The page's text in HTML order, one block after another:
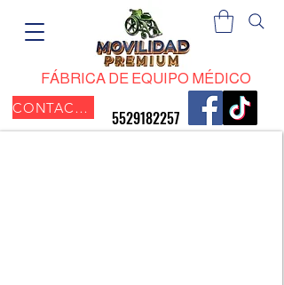
​FÁBRICA DE EQUIPO MÉDICO
​5529182257
CONTACTO